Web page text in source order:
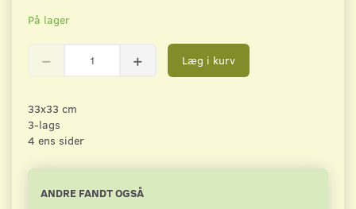
På lager
Læg i kurv
33x33 cm
3-lags
4 ens sider
ANDRE FANDT OGSÅ